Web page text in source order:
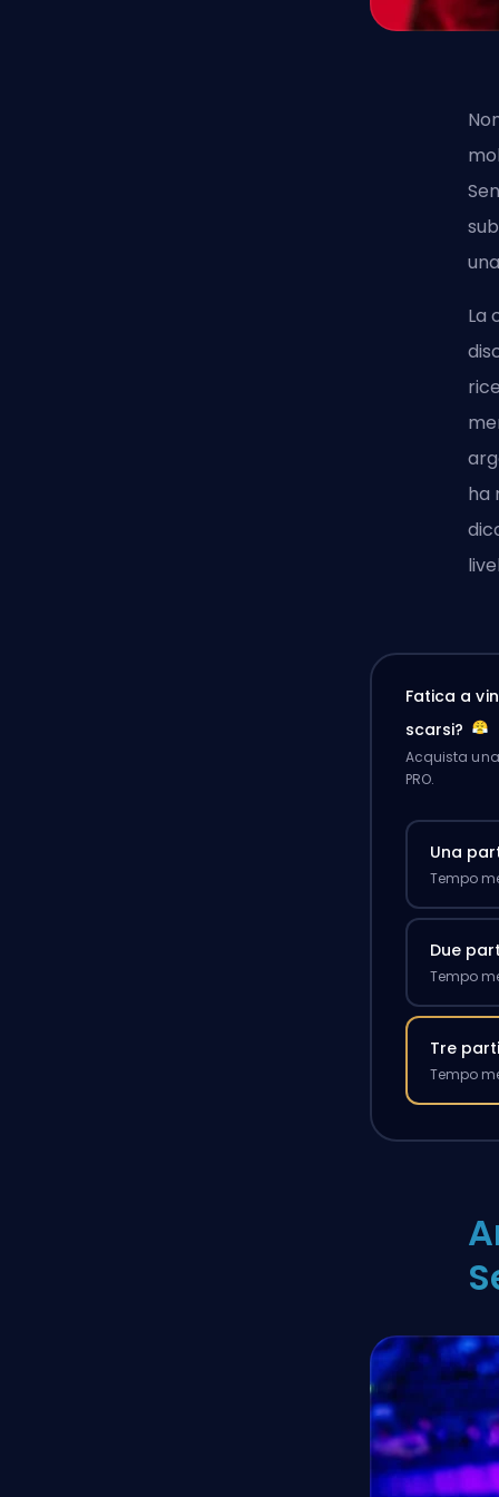
La
ha
Fatica a
scarsi?
Acquista
PRO.
Una
Tempo
Due
Tempo
Tre
Tempo